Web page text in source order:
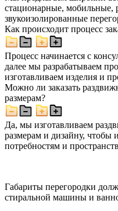
стационарные, мобильные,
звукоизолированные
Как происходит процесс
Процесс начинается с
далее мы разрабатываем
изготавливаем изделия и
Можно ли заказать
размерам?
Да, мы изготавливаем
размерам и дизайну, чтобы
потребностям и
Габариты перегородки
стиральной машины и